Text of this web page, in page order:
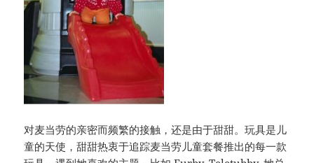
对麦当劳的亲密而频繁的接触，还是由于甜甜。玩具是儿
童的天使，甜甜热衷于追踪麦当劳儿童套餐推出的每一款